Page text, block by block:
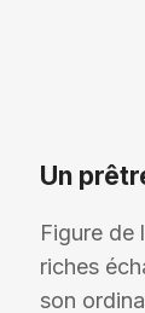
Un
Figure de
riches
son